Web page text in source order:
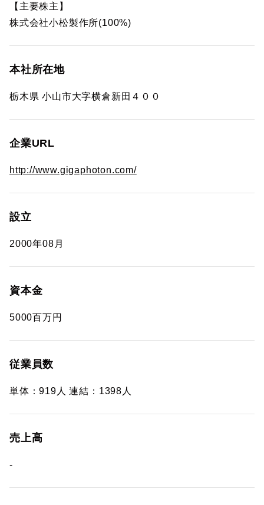
【主要株主】
株式会社小松製作所(100%)
本社所在地
栃木県 小山市大字横倉新田４００
企業URL
http://www.gigaphoton.com/
設立
2000年08月
資本金
5000百万円
従業員数
単体：919人 連結：1398人
売上高
-